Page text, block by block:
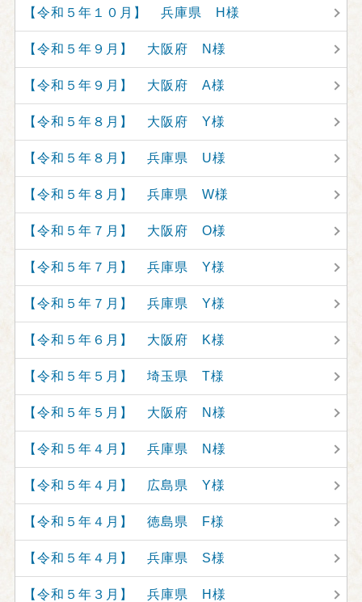
【令和５年１０月】 兵庫県 H様
【令和５年９月】 大阪府 N様
【令和５年９月】 大阪府 A様
【令和５年８月】 大阪府 Y様
【令和５年８月】 兵庫県 U様
【令和５年８月】 兵庫県 W様
【令和５年７月】 大阪府 O様
【令和５年７月】 兵庫県 Y様
【令和５年７月】 兵庫県 Y様
【令和５年６月】 大阪府 K様
【令和５年５月】 埼玉県 T様
【令和５年５月】 大阪府 N様
【令和５年４月】 兵庫県 N様
【令和５年４月】 広島県 Y様
【令和５年４月】 徳島県 F様
【令和５年４月】 兵庫県 S様
【令和５年３月】 兵庫県 H様